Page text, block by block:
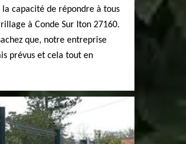
capacité de répondre à tous
à Conde Sur Iton 27160.
que, notre entreprise
prévus et cela tout en